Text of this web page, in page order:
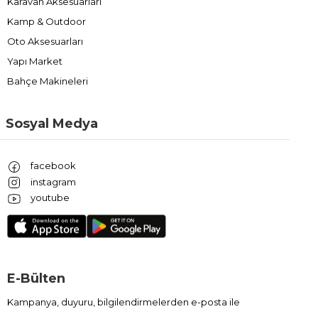
Kamp & Outdoor
Oto Aksesuarları
Yapı Market
Bahçe Makineleri
Sosyal Medya
facebook
instagram
youtube
E-Bülten
Kampanya, duyuru, bilgilendirmelerden e-posta ile